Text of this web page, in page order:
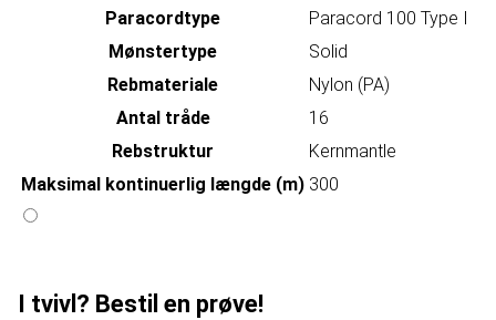
Paracordtype
Paracord 100 Type I
Mønstertype
Solid
Rebmateriale
Nylon (PA)
Antal tråde
16
Rebstruktur
Kernmantle
Maksimal kontinuerlig længde (m) 300
I tvivl? Bestil en prøve!